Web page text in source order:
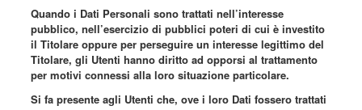
Quando i Dati Personali sono trattati nell’interesse
pubblico, nell’esercizio di pubblici poteri di cui è investito
il Titolare oppure per perseguire un interesse legittimo del
Titolare, gli Utenti hanno diritto ad opporsi al trattamento
per motivi connessi alla loro situazione particolare.
Si fa presente agli Utenti che, ove i loro Dati fossero trattati